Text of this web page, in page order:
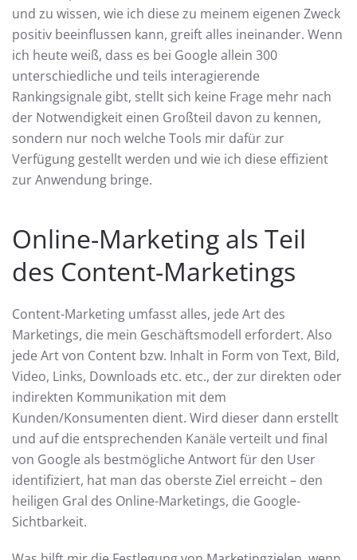
und zu wissen, wie ich diese zu meinem eigenen Zweck
positiv beeinflussen kann, greift alles ineinander. Wenn
ich heute weiß, dass es bei Google allein 300
unterschiedliche und teils interagierende
Rankingsignale gibt, stellt sich keine Frage mehr nach
der Notwendigkeit einen Großteil davon zu kennen,
sondern nur noch welche Tools mir dafür zur
Verfügung gestellt werden und wie ich diese effizient
zur Anwendung bringe.
Online-Marketing als Teil
des Content-Marketings
Content-Marketing umfasst alles, jede Art des
Marketings, die mein Geschäftsmodell erfordert. Also
jede Art von Content bzw. Inhalt in Form von Text, Bild,
Video, Links, Downloads etc. etc., der zur direkten oder
indirekten Kommunikation mit dem
Kunden/Konsumenten dient. Wird dieser dann erstellt
und auf die entsprechenden Kanäle verteilt und final
von Google als bestmögliche Antwort für den User
identifiziert, hat man das oberste Ziel erreicht – den
heiligen Gral des Online-Marketings, die Google-
Sichtbarkeit.